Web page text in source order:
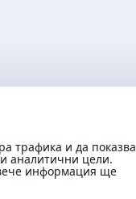
трафика и да показва
аналитични цели.
информация ще